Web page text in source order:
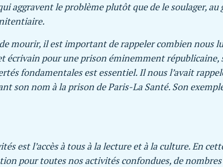
aggravent le problème plutôt que de le soulager,
mourir, il est important de rappeler combien nous
écrivain pour une prison éminemment républicaine,
fondamentales est essentiel. Il nous l’avait
son nom à la prison de Paris-La Santé. Son
est l’accès à tous à la lecture et à la culture. En
pour toutes nos activités confondues, de